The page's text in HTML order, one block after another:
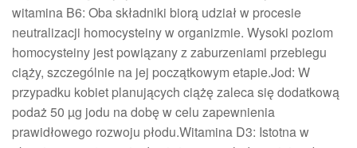
witamina B6: Oba składniki biorą udział w procesie
neutralizacji homocysteiny w organizmie. Wysoki poziom
homocysteiny jest powiązany z zaburzeniami przebiegu
ciąży, szczególnie na jej początkowym etapie.Jod: W
przypadku kobiet planujących ciążę zaleca się dodatkową
podaż 50 µg jodu na dobę w celu zapewnienia
prawidłowego rozwoju płodu.Witamina D3: Istotna w